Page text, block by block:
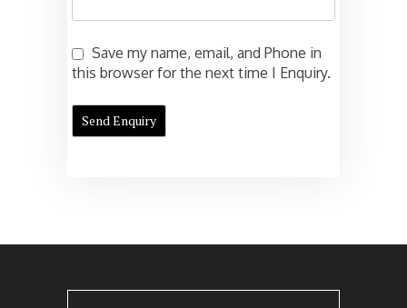
Save my name, email, and Phone in
this browser for the next time I Enquiry.